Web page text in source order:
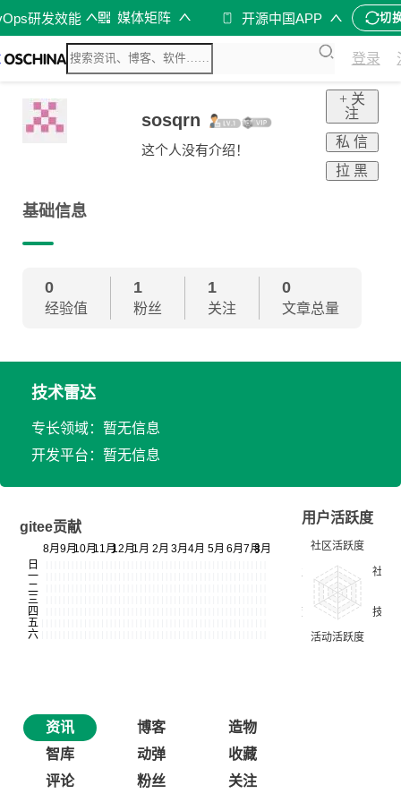
研发效能 媒体矩阵 开源中国APP 切
登录
sosqrn
这个人没有介绍！
+ 关
注
私 信
拉 黑
基础信息
0
经验值
1
粉丝
1
关注
0
文章总量
技术雷达
专长领域：暂无信息
开发平台：暂无信息
gitee贡献
用户活跃度
资讯 博客
造物
智库
动弹
收藏
评论
粉丝 关注